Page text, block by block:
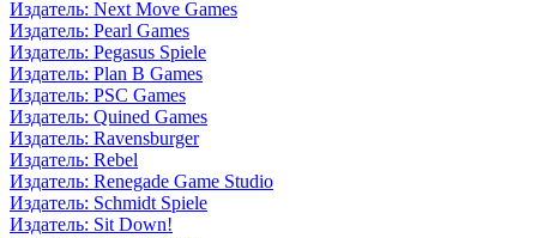
Издатель: Next Move Games
Издатель: Pearl Games
Издатель: Pegasus Spiele
Издатель: Plan B Games
Издатель: PSC Games
Издатель: Quined Games
Издатель: Ravensburger
Издатель: Rebel
Издатель: Renegade Game Studio
Издатель: Schmidt Spiele
Издатель: Sit Down!